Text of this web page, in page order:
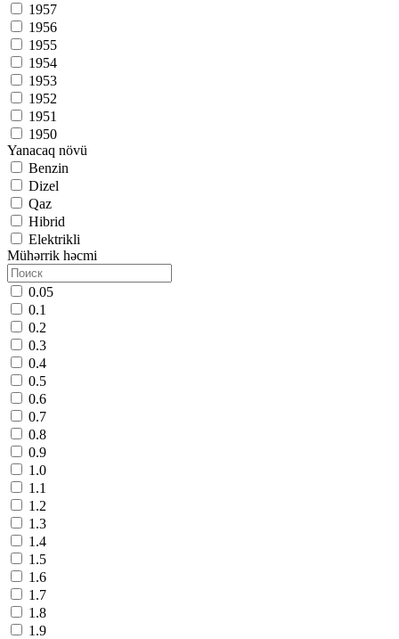
1957
1956
1955
1954
1953
1952
1951
1950
Yanacaq növü
Benzin
Dizel
Qaz
Hibrid
Elektrikli
Mühərrik həcmi
0.05
0.1
0.2
0.3
0.4
0.5
0.6
0.7
0.8
0.9
1.0
1.1
1.2
1.3
1.4
1.5
1.6
1.7
1.8
1.9